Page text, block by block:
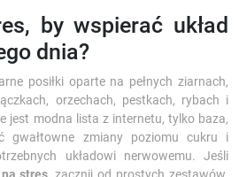
by wspierać układ
dnia?
posiłki oparte na pełnych ziarnach,
orzechach, pestkach, rybach i
jest modna lista z internetu, tylko baza,
gwałtowne zmiany poziomu cukru i
układowi nerwowemu. Jeśli